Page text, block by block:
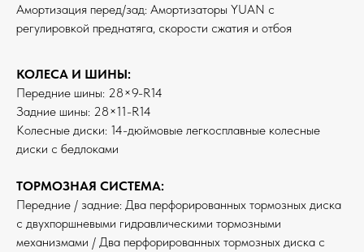
Амортизация перед/зад: Амортизаторы YUAN с
регулировкой преднатяга, скорости сжатия и отбоя
КОЛЕСА И ШИНЫ:
Передние шины: 28×9-R14
Задние шины: 28×11-R14
Колесные диски: 14-дюймовые легкосплавные колесные
диски с бедлоками
ТОРМОЗНАЯ СИСТЕМА:
Передние / задние: Два перфорированных тормозных диска
с двухпоршневыми гидравлическими тормозными
механизмами / Два перфорированных тормозных диска с